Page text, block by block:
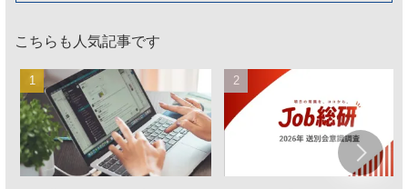
こちらも人気記事です